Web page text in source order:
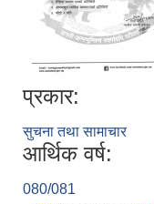
प्रकार:
सुचना तथा सामाचार
आर्थिक वर्ष:
080/081